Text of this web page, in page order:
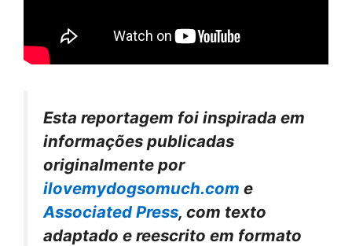
Esta reportagem foi inspirada em
informações publicadas
originalmente por
ilovemydogsomuch.com e
Associated Press, com texto
adaptado e reescrito em formato